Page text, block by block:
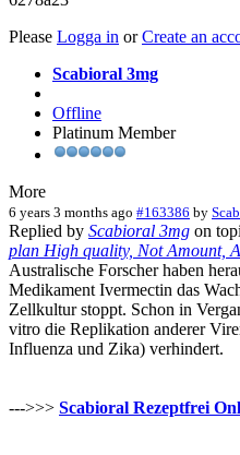
Please Logga in orCreate an
Scabioral 3mg
Offline
Platinum Member
More
6 years 3 months ago #163386 by
Replied by Scabioral 3mg on
plan High quality, Not Amount,
Australische Forscher haben
Medikament Ivermectin das
Zellkultur stoppt. Schon in
vitro die Replikation anderer
Influenza und Zika) verhindert.
--->>> Scabioral Rezeptfrei